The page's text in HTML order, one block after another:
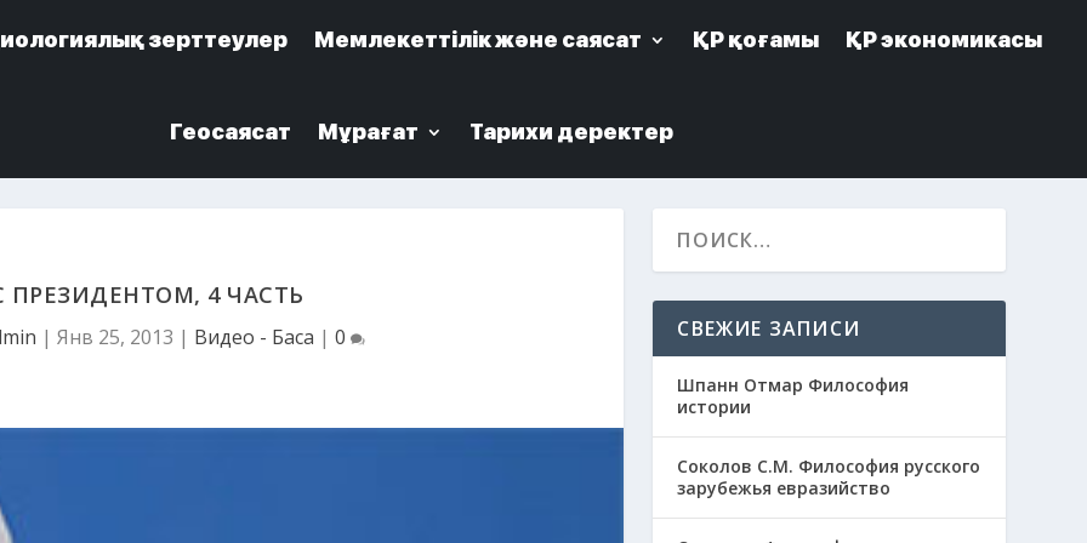
зерттеулер Мемлекеттілік және саясат ҚР қоғамы ҚР экономикасы
Геосаясат Мұрағат Тарихи деректер
зерттеулер Мемлекеттілік және саясат ҚР қоғамы ҚР экономикасы
Геосаясат Мұрағат Тарихи деректер
ПРЕЗИДЕНТОМ, 4 ЧАСТЬ
|Янв 25, 2013 | Видео - Басқа |0 СВЕЖИЕ ЗАПИСИ
Шпанн Отмар Философия
истории
Соколов С.М. Философия русского
зарубежья евразийство